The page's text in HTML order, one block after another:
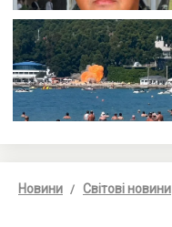
Новини Світові новини